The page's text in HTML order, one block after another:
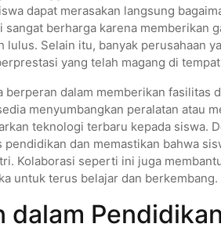
dapat merasakan langsung
sangat berharga karena memberikan
lulus. Selain itu, banyak perusahaan
yang telah magang di
dalam memberikan fasilitas
menyumbangkan peralatan atau
teknologi terbaru kepada siswa.
pendidikan dan memastikan bahwa
Kolaborasi seperti ini juga
untuk terus belajar dan berkembang.
dalam